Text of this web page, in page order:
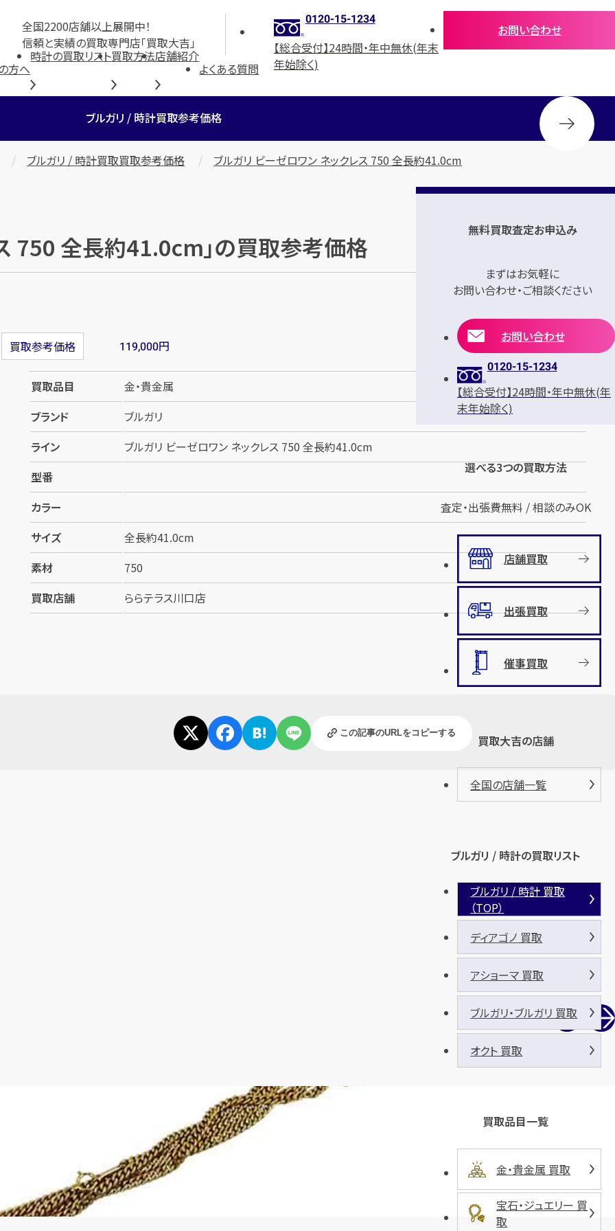
全国2200店舗以上展開中！
信頼と実績の買取専門店「買取大吉」
0120-15-1234
【総合受付】24時間・年中無休(年末
年始除く)
お問い合わせ
方へ
時計の買取リスト買取方法店舗紹介
よくある質問
ブルガリ / 時計買取参考価格
ブルガリ / 時計買取買取参考価格 ブルガリ ビーゼロワン ネックレス 750 全長約41.0cm
750 全長約41.0cm」の買取参考価格
買取参考価格 119,000円
買取品目
金・貴金属
ブランド
ブルガリ
ライン
ブルガリ ビーゼロワン ネックレス 750 全長約41.0cm
型番
カラー
サイズ
全長約41.0cm
素材
750
買取店舗
ららテラス川口店
この記事のURLをコピーする
無料買取査定お申込み
まずはお気軽に
お問い合わせ・ご相談ください
お問い合わせ
0120-15-1234
【総合受付】24時間・年中無休(年
末年始除く)
選べる3つの買取方法
査定・出張費無料 / 相談のみOK
店舗買取
出張買取
催事買取
買取大吉の店舗
全国の店舗一覧
ブルガリ / 時計の買取リスト
ブルガリ / 時計 買取
（TOP）
ディアゴノ 買取
アショーマ 買取
ブルガリ・ブルガリ 買取
オクト 買取
買取品目一覧
金・貴金属 買取
宝石・ジュエリー 買
取